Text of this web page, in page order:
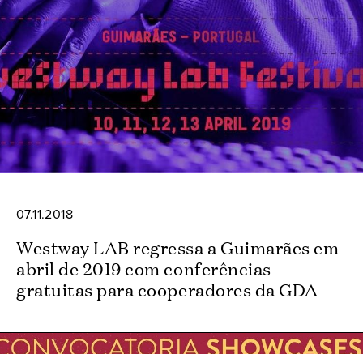
07.11.2018
Westway LAB regressa a Guimarães em
abril de 2019 com conferências
gratuitas para cooperadores da GDA